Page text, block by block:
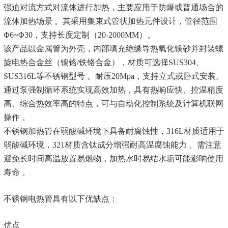
强迫对流方式对流体进行加热，主要应用于防爆或普通场合的
流体加热场景 。其采用集束式管状加热元件设计，管径范围
Φ6~Φ30，支持长度定制（20-2000MM）。
该产品以金属管为外壳，内部填充绝缘导热氧化镁砂并封装螺
旋电热合金丝（镍铬/铁铬合金），材质可选择SUS304、
SUS316L等不锈钢型号 。耐压20Mpa，支持立式或卧式安装。
通过泵强制循环系统实现高效加热，具有热响应快、控温精度
高、综合热效率高的特点，可与自动化控制系统及计算机联网
操作 。
不锈钢加热管在弱酸碱环境下具备耐腐蚀性，316L材质适用于
弱酸碱环境，321材质含钛成分增强耐高温腐蚀能力 。需注意
避免长时间高温放置易燃物，加热水时易结水垢可能影响使用
寿命 。
不锈钢电热管具有以下优缺点：
优点